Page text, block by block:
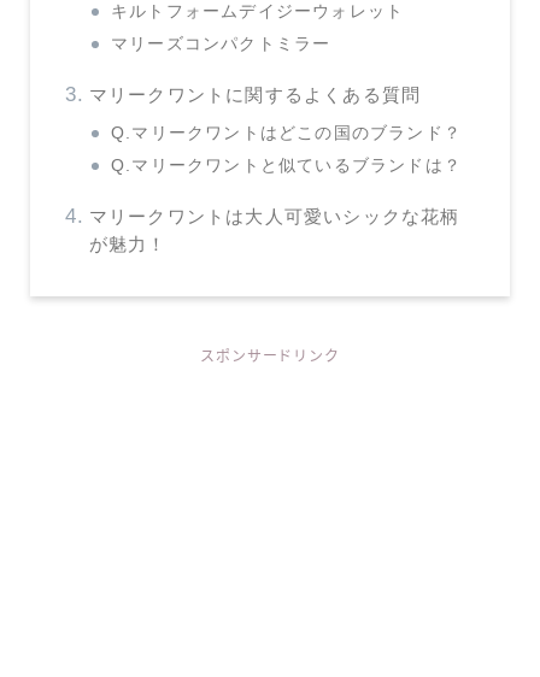
キルトフォームデイジーウォレット
マリーズコンパクトミラー
マリークワントに関するよくある質問
Q.マリークワントはどこの国のブランド？
Q.マリークワントと似ているブランドは？
マリークワントは大人可愛いシックな花柄
が魅力！
スポンサードリンク